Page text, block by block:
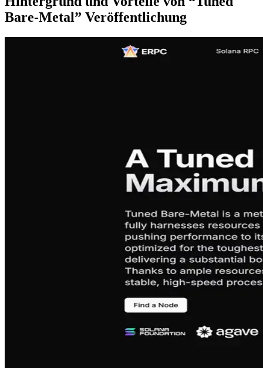
Bare-Metal” Veröffentlichung